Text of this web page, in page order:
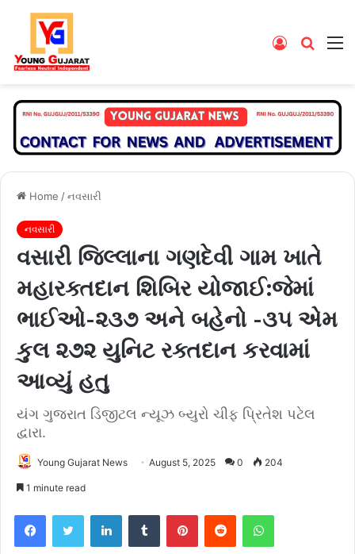
Search
Log
Home /નવસારી
નવસારી
વસારી જિલ્લાના ગણદેવી ગામ ખાતે
મહારક્તદાન શિબિર યોજાઈ:જેમાં
ભાઈઓ-૨૩૭ અને બહેનો -૩૫ એમ
કુલ ૨૭૨ યુનિટ રક્તદાન કરવામાં
આવ્યું હતુ
યંગ ગુજરાત ડિજીટલ ન્યૂઝ બ્યુરો ચીફ પ્રિતેશ પટેલ
દ્વારા.
Young Gujarat News August 5, 2025 0 204
1 minute read
FacebookTwitter LinkedInTumblr PinterestReddit WhatsApp